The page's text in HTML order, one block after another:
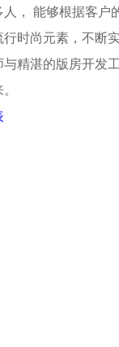
， 能够根据客户
时尚元素，不断
精湛的版房开发